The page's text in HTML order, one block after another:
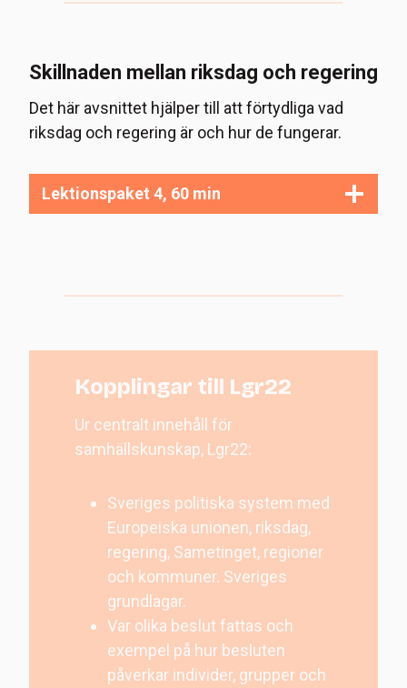
Skillnaden mellan riksdag och regering
Det här avsnittet hjälper till att förtydliga vad
riksdag och regering är och hur de fungerar.
Lektionspaket 4, 60 min
Kopplingar till Lgr22
Ur centralt innehåll för
samhällskunskap, Lgr22:
Sveriges politiska system med
Europeiska unionen, riksdag,
regering, Sametinget, regioner
och kommuner. Sveriges
grundlagar.
Var olika beslut fattas och
exempel på hur besluten
påverkar individer, grupper och